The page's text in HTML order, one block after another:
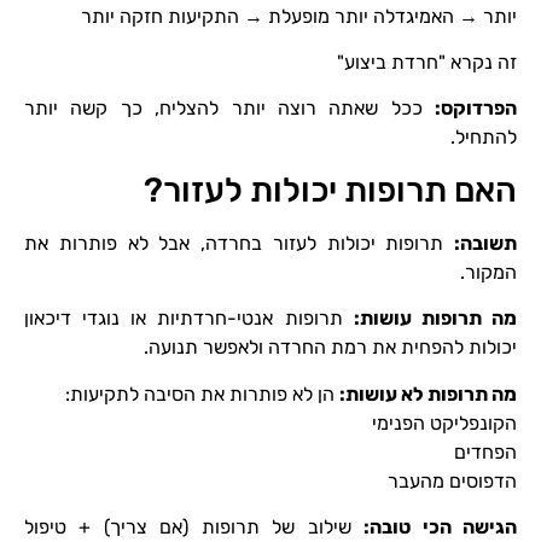
יותר → האמיגדלה יותר מופעלת → התקיעות חזקה יותר
זה נקרא "חרדת ביצוע"
הפרדוקס: ככל שאתה רוצה יותר להצליח, כך קשה יותר
להתחיל.
האם תרופות יכולות לעזור?
תשובה: תרופות יכולות לעזור בחרדה, אבל לא פותרות את
המקור.
מה תרופות עושות: תרופות אנטי-חרדתיות או נוגדי דיכאון
יכולות להפחית את רמת החרדה ולאפשר תנועה.
מה תרופות לא עושות: הן לא פותרות את הסיבה לתקיעות:
הקונפליקט הפנימי
הפחדים
הדפוסים מהעבר
הגישה הכי טובה: שילוב של תרופות (אם צריך) + טיפול